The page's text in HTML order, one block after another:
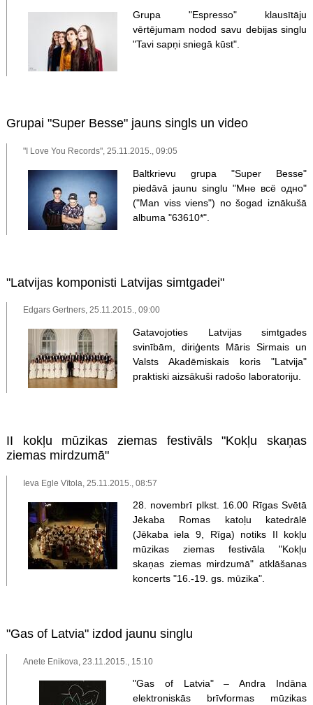
Grupa "Espresso" klausītāju
vērtējumam nodod savu debijas singlu
"Tavi sapņi sniegā kūst".
Grupai "Super Besse" jauns singls un video
"I Love You Records", 25.11.2015., 09:05
Baltkrievu grupa "Super Besse"
piedāvā jaunu singlu "Мне всё одно"
("Man viss viens") no šogad iznākušā
albuma "63610*".
"Latvijas komponisti Latvijas simtgadei"
Edgars Gertners, 25.11.2015., 09:00
Gatavojoties Latvijas simtgades
svinībām, diriģents Māris Sirmais un
Valsts Akadēmiskais koris "Latvija"
praktiski aizsākuši radošo laboratoriju.
II kokļu mūzikas ziemas festivāls "Kokļu skaņas
ziemas mirdzumā"
Ieva Egle Vītola, 25.11.2015., 08:57
28. novembrī plkst. 16.00 Rīgas Svētā
Jēkaba Romas katoļu katedrālē
(Jēkaba iela 9, Rīga) notiks II kokļu
mūzikas ziemas festivāla "Kokļu
skaņas ziemas mirdzumā" atklāšanas
koncerts "16.-19. gs. mūzika".
"Gas of Latvia" izdod jaunu singlu
Anete Enikova, 23.11.2015., 15:10
"Gas of Latvia" – Andra Indāna
elektroniskās brīvformas mūzikas